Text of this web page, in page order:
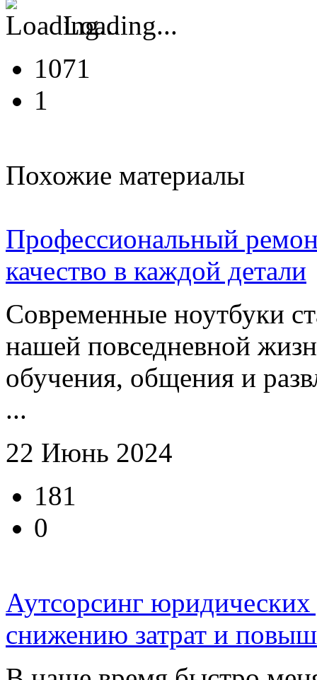
Loading...
1071
1
Похожие материалы
Профессиональный
качество в каждой детали
Современные ноутбуки
нашей повседневной
обучения, общения и
...
22 Июнь 2024
181
0
Аутсорсинг
снижению затрат и